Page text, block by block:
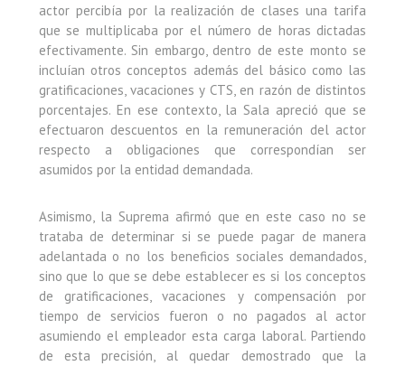
actor percibía por la realización de clases una tarifa
que se multiplicaba por el número de horas dictadas
efectivamente. Sin embargo, dentro de este monto se
incluían otros conceptos además del básico como las
gratificaciones, vacaciones y CTS, en razón de distintos
porcentajes. En ese contexto, la Sala apreció que se
efectuaron descuentos en la remuneración del actor
respecto a obligaciones que correspondían ser
asumidos por la entidad demandada.
Asimismo, la Suprema afirmó que en este caso no se
trataba de determinar si se puede pagar de manera
adelantada o no los beneficios sociales demandados,
sino que lo que se debe establecer es si los conceptos
de gratificaciones, vacaciones y compensación por
tiempo de servicios fueron o no pagados al actor
asumiendo el empleador esta carga laboral. Partiendo
de esta precisión, al quedar demostrado que la